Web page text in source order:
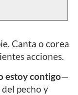
Canta o corea
acciones.
estoy contigo—
pecho y